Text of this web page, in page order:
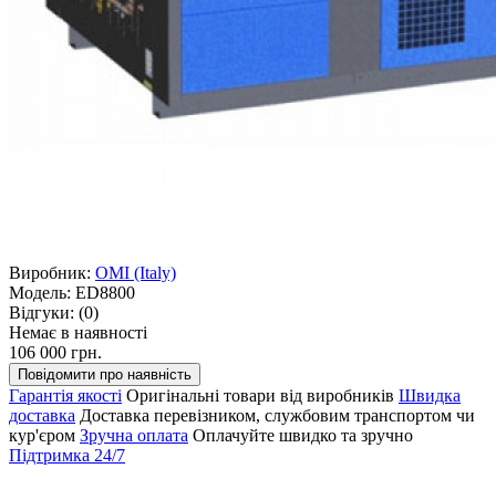
Виробник: OMI (Italy)
Модель: ED8800
Відгуки: (0)
Немає в наявності
106 000 грн.
Повідомити про наявність
Гарантія якості Оригінальні товари від виробників Швидка
доставка Доставка перевізником, службовим транспортом чи
кур'єром Зручна оплата Оплачуйте швидко та зручно
Підтримка 24/7